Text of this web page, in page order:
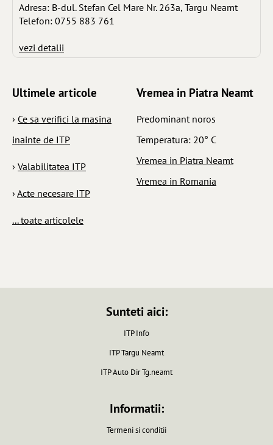
Adresa: B-dul. Stefan Cel Mare Nr. 263a, Targu Neamt
Telefon: 0755 883 761
vezi detalii
Ultimele articole
› Ce sa verifici la masina
inainte de ITP
› Valabilitatea ITP
› Acte necesare ITP
... toate articolele
Vremea in Piatra Neamt
Predominant noros
Temperatura: 20° C
Vremea in Piatra Neamt
Vremea in Romania
Sunteti aici:
ITP Info
ITP Targu Neamt
ITP Auto Dir Tg.neamt
Informatii:
Termeni si conditii